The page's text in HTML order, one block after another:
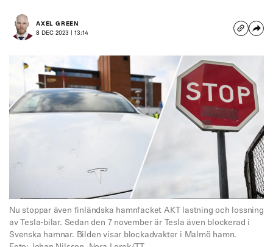
AXEL GREEN
8 DEC 2023 | 13:14
Nu stoppar även finländska hamnfacket AKT lastning och lossning
av Tesla-bilar. Sedan den 7 november är Tesla även blockerad i
Svenska hamnar. Bilden visar blockadvakter i Malmö hamn.